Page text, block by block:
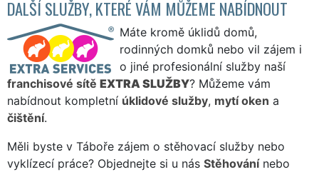
DALŠÍ SLUŽBY, KTERÉ VÁM MŮŽEME NABÍDNOUT
Máte kromě úklidů domů,
rodinných domků nebo vil zájem i
o jiné profesionální služby naší
franchisové sítě EXTRA SLUŽBY? Můžeme vám
nabídnout kompletní úklidové služby, mytí oken a
čištění.
Měli byste v Táboře zájem o stěhovací služby nebo
vyklízecí práce? Objednejte si u nás Stěhovánínebo